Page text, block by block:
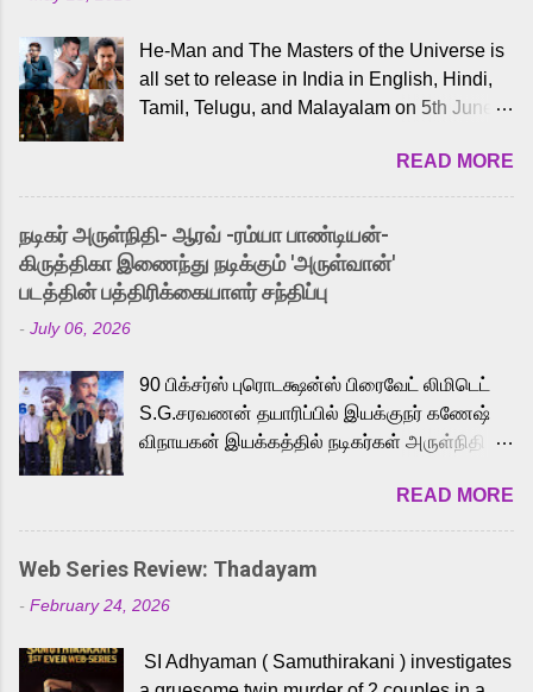
He-Man and The Masters of the Universe is
all set to release in India in English, Hindi,
Tamil, Telugu, and Malayalam on 5th June,
received a lot of love from cult He-Man fans
and offered audiences an exciting glimpse
into the world of Eternia, the recently
released Tamil trailer has also generated
strong excitement among Tamil audiences.
Adding to the growing buzz is the film’s
to the iconic superhero He-Man. Known for
memorable songs like “Behene De” from
Raavan, “Oru Maalai” from Ghajini, and
loved for his versatile voice and strong
command over multiple languages, making
him a strong fit for the legendary character.
cinema, voices the menacing Skeletor
across the Tamil, Malayalam, and Telugu
READ MORE
நடிகர் அருள்நிதி- ஆரவ் -ரம்யா பாண்டியன்-
கிருத்திகா இணைந்து நடிக்கும் 'அருள்வான்'
படத்தின் பத்திரிக்கையாளர் சந்திப்பு
- July 06, 2026
90 பிக்சர்ஸ் புரொடக்ஷன்ஸ் பிரைவேட் லிமிடெட்
S.G.சரவணன் தயாரிப்பில் இயக்குநர் கணேஷ்
விநாயகன் இயக்கத்தில் நடிகர்கள் அருள்நிதி -
முக்கிய வேடத்தில் இணைந்து நடித்திருக்கும்
'அருள்வான்' திரைப்படத்தினை
பத்திரிக்கையாளர் சந்திப்பு சென்னையில்
நடைபெற்றது. இயக்குநர் கணேஷ் விநாயகன்
இயக்கத்தில் உருவாகியுள்ள 'அருள்வான்'
வெங்கட், ரம்யா பாண்டியன், வி டி வி கணேஷ் ,
READ MORE
Web Series Review: Thadayam
- February 24, 2026
SI Adhyaman ( Samuthirakani ) investigates